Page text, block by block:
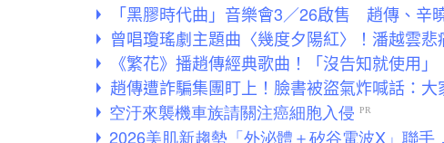
「黑膠時代曲」音樂會3／26啟售 趙傳、辛
曾唱瓊瑤劇主題曲〈幾度夕陽紅〉！潘越雲
《繁花》播趙傳經典歌曲！「沒告知就使用
趙傳遭詐騙集團盯上！臉書被盜氣炸喊話：大